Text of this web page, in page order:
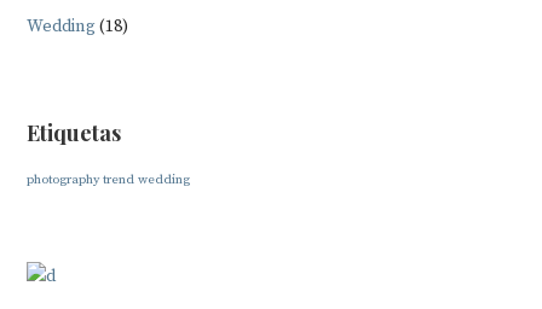
Wedding (18)
Etiquetas
photography trend wedding